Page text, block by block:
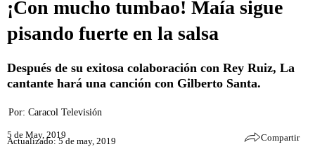
¡Con mucho tumbao! Maía sigue
pisando fuerte en la salsa
Después de su exitosa colaboración con Rey Ruiz, La
cantante hará una canción con Gilberto Santa.
Por: Caracol Televisión
5 de May, 2019
Actualizado: 5 de may, 2019 Compartir